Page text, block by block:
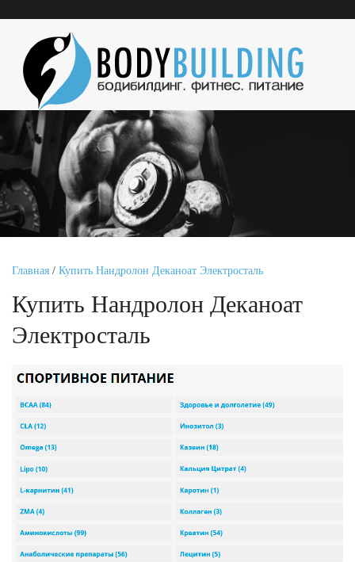
Главная / Купить Нандролон Деканоат Электросталь
Купить Нандролон Деканоат
Электросталь